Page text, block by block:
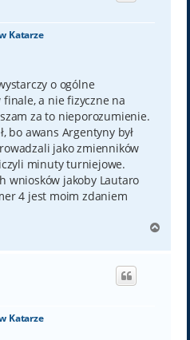
Katarze
o ogólne
a nie fizyczne na
za to nieporozumienie.
bo awans Argentyny był
jako zmienników
minuty turniejowe.
wniosków jakoby Lautaro
4 jest moim zdaniem
g
Katarze